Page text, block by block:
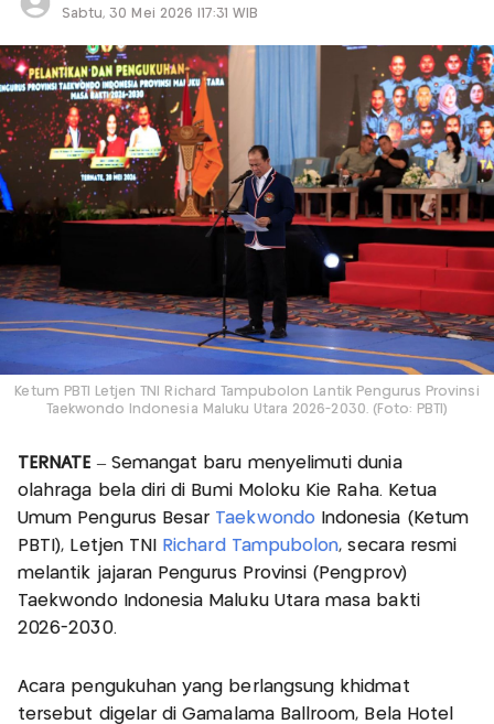
Sabtu, 30 Mei 2026 |17:31 WIB
Ketum PBTI Letjen TNI Richard Tampubolon Lantik Pengurus Provinsi
Taekwondo Indonesia Maluku Utara 2026-2030. (Foto: PBTI)
TERNATE– Semangat baru menyelimuti dunia
olahraga bela diri di Bumi Moloku Kie Raha. Ketua
Umum Pengurus Besar Taekwondo Indonesia (Ketum
PBTI), Letjen TNI
Richard Tampubolon, secara resmi
melantik jajaran Pengurus Provinsi (Pengprov)
Taekwondo Indonesia Maluku Utara masa bakti
2026-2030.
Acara pengukuhan yang berlangsung khidmat
tersebut digelar di Gamalama Ballroom, Bela Hotel